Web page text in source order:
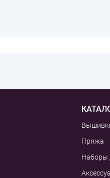
Пряжа
Наборы